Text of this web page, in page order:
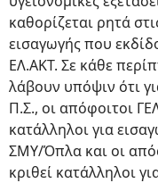
καθορίζεται ρητά
εισαγωγής που
ΕΛ.ΑΚΤ. Σε κάθε
λάβουν υπόψιν ότι
Π.Σ., οι απόφοιτοι
κατάλληλοι για
ΣΜΥ/Όπλα και οι
κριθεί κατάλληλοι